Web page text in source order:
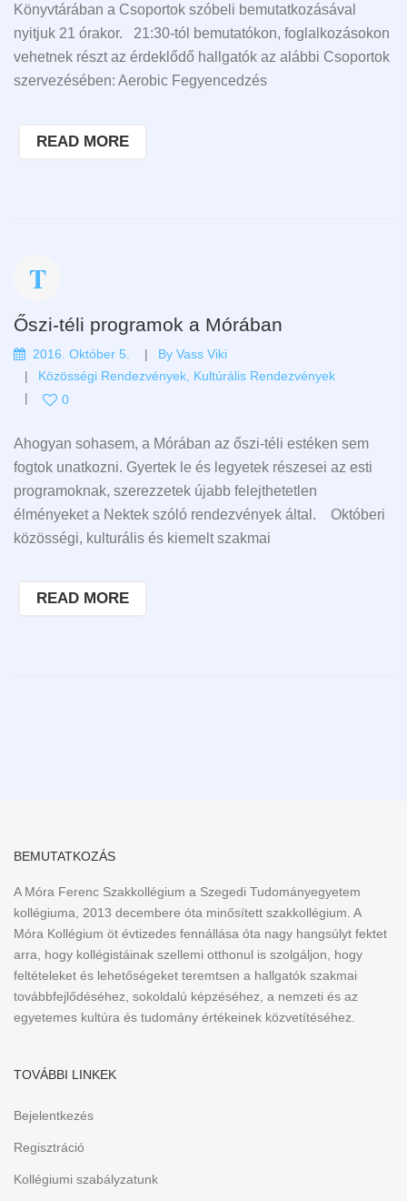
Könyvtárában a Csoportok szóbeli bemutatkozásával
nyitjuk 21 órakor. 21:30-tól bemutatókon, foglalkozásokon
vehetnek részt az érdeklődő hallgatók az alábbi Csoportok
szervezésében: Aerobic Fegyencedzés
READ MORE
Őszi-téli programok a Mórában
2016. Október 5. By Vass Viki
Közösségi Rendezvények Kultúrális Rendezvények
0
Ahogyan sohasem, a Mórában az őszi-téli estéken sem
fogtok unatkozni. Gyertek le és legyetek részesei az esti
programoknak, szerezzetek újabb felejthetetlen
élményeket a Nektek szóló rendezvények által. Októberi
közösségi, kulturális és kiemelt szakmai
READ MORE
BEMUTATKOZÁS
A Móra Ferenc Szakkollégium a Szegedi Tudományegyetem
kollégiuma, 2013 decembere óta minősített szakkollégium. A
Móra Kollégium öt évtizedes fennállása óta nagy hangsúlyt fektet
arra, hogy kollégistáinak szellemi otthonul is szolgáljon, hogy
feltételeket és lehetőségeket teremtsen a hallgatók szakmai
továbbfejlődéséhez, sokoldalú képzéséhez, a nemzeti és az
egyetemes kultúra és tudomány értékeinek közvetítéséhez.
TOVÁBBI LINKEK
Bejelentkezés
Regisztráció
Kollégiumi szabályzatunk